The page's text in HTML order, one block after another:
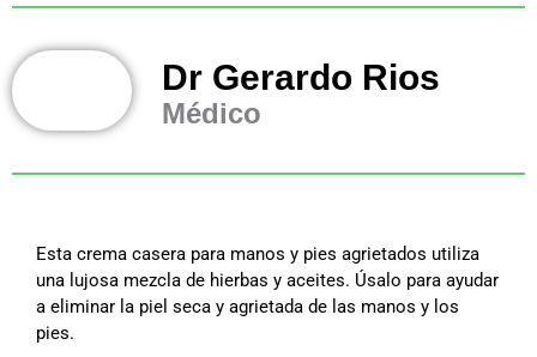
Dr Gerardo Rios
Médico
Esta crema casera para manos y pies agrietados utiliza
una lujosa mezcla de hierbas y aceites. Úsalo para ayudar
a eliminar la piel seca y agrietada de las manos y los
pies.